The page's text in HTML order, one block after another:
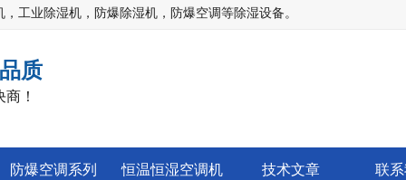
，工业除湿机，防爆除湿机，防爆空调等除湿设备。
质
！
防爆空调系列 恒温恒湿空调机 技术文章 联